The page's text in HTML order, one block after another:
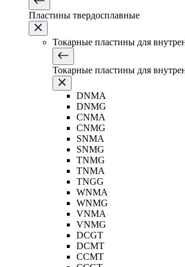
Пластины твердосплавные
Токарные пластины для
Токарные пластины для
DNMA
DNMG
CNMA
CNMG
SNMA
SNMG
TNMG
TNMA
TNGG
WNMA
WNMG
VNMA
VNMG
DCGT
DCMT
CCMT